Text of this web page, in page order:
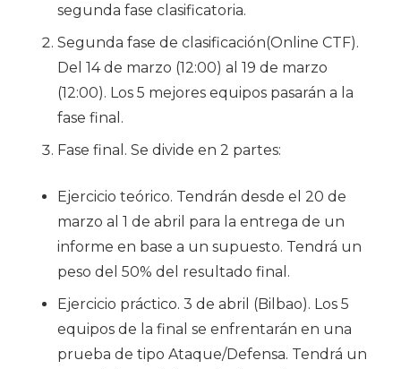
segunda fase clasificatoria.
Segunda fase de clasificación(Online CTF).
Del 14 de marzo (12:00) al 19 de marzo
(12:00). Los 5 mejores equipos pasarán a la
fase final.
Fase final . Se divide en 2 partes:
Ejercicio teórico. Tendrán desde el 20 de
marzo al 1 de abril para la entrega de un
informe en base a un supuesto. Tendrá un
peso del 50% del resultado final.
Ejercicio práctico. 3 de abril (Bilbao). Los 5
equipos de la final se enfrentarán en una
prueba de tipo Ataque/Defensa. Tendrá un